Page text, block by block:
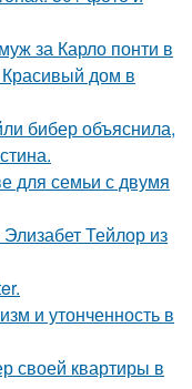
за Карло понти в
дом в
бибер объяснила,
для семьи с двумя
Тейлор из
и утонченность в
своей квартиры в